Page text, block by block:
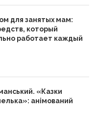
для занятых мам:
который
работает каждый
«Казки
анімований